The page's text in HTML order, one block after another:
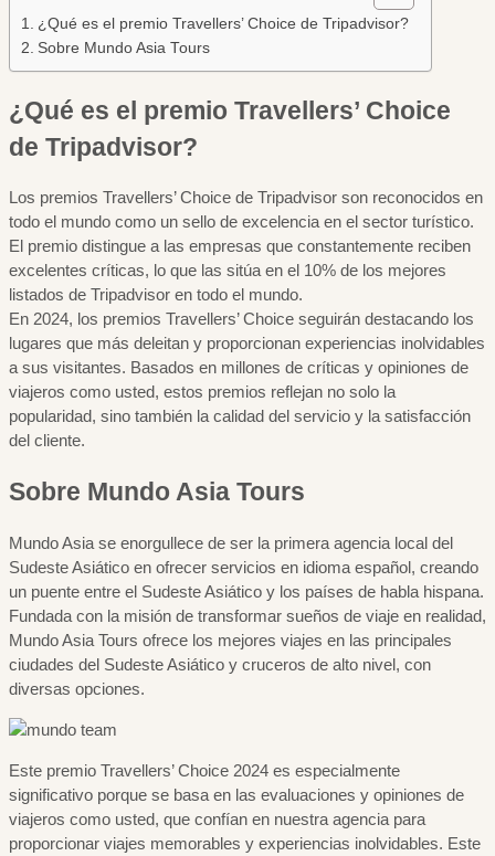
¿Qué es el premio Travellers’ Choice de Tripadvisor?
Sobre Mundo Asia Tours
¿Qué es el premio Travellers’ Choice
de Tripadvisor?
Los premios Travellers’ Choice de Tripadvisor son reconocidos en
todo el mundo como un sello de excelencia en el sector turístico.
El premio distingue a las empresas que constantemente reciben
excelentes críticas, lo que las sitúa en el 10% de los mejores
listados de Tripadvisor en todo el mundo.
En 2024, los premios Travellers’ Choice seguirán destacando los
lugares que más deleitan y proporcionan experiencias inolvidables
a sus visitantes. Basados en millones de críticas y opiniones de
viajeros como usted, estos premios reflejan no solo la
popularidad, sino también la calidad del servicio y la satisfacción
del cliente.
Sobre Mundo Asia Tours
Mundo Asia se enorgullece de ser la primera agencia local del
Sudeste Asiático en ofrecer servicios en idioma español, creando
un puente entre el Sudeste Asiático y los países de habla hispana.
Fundada con la misión de transformar sueños de viaje en realidad,
Mundo Asia Tours ofrece los mejores viajes en las principales
ciudades del Sudeste Asiático y cruceros de alto nivel, con
diversas opciones.
Este premio Travellers’ Choice 2024 es especialmente
significativo porque se basa en las evaluaciones y opiniones de
viajeros como usted, que confían en nuestra agencia para
proporcionar viajes memorables y experiencias inolvidables. Este